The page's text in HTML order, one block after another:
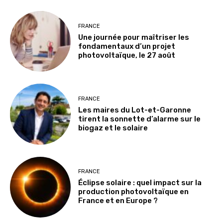
FRANCE
Une journée pour maîtriser les
fondamentaux d’un projet
photovoltaïque, le 27 août
FRANCE
Les maires du Lot-et-Garonne
tirent la sonnette d’alarme sur le
biogaz et le solaire
FRANCE
Éclipse solaire : quel impact sur la
production photovoltaïque en
France et en Europe ?